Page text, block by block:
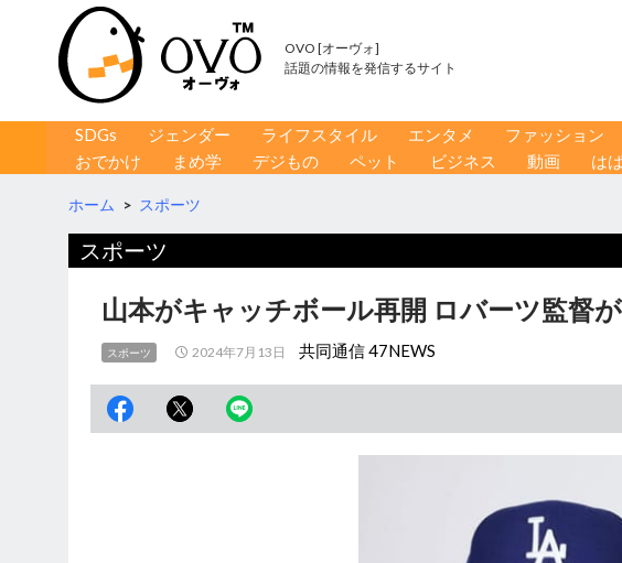
OVO [オーヴォ]
話題の情報を発信するサイト
コンテンツへ移動
SDGs ジェンダー ライフスタイル エンタメ ファッション
おでかけ
まめ学 デジもの ペット ビジネス 動画 は
ホーム > スポーツ
スポーツ
山本がキャッチボール再開 ロバーツ監督
スポーツ 2024年7月13日 共同通信 47NEWS